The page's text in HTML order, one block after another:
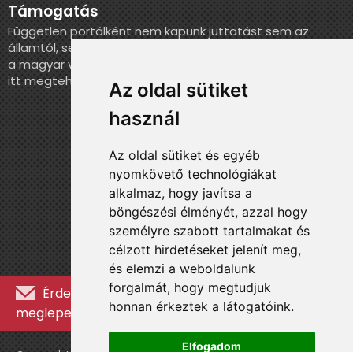
Az oldal sütiket
használ
Az oldal sütiket és egyéb
nyomkövető technológiákat
alkalmaz, hogy javítsa a
böngészési élményét, azzal hogy
személyre szabott tartalmakat és
célzott hirdetéseket jelenít meg,
és elemzi a weboldalunk
forgalmát, hogy megtudjuk
honnan érkeztek a látogatóink.
Elfogadom
Támogatás
Független portálként nem kapunk juttatást sem az
államtól, sem más szervezettől. Ha szeretnél segíteni
a magyar válogatott történelmének feldolgozásában,
itt megteheted.
Érdekességekért, kulisszatitkokért és
meglepetésekért iratkozz fel a hírlevélre »